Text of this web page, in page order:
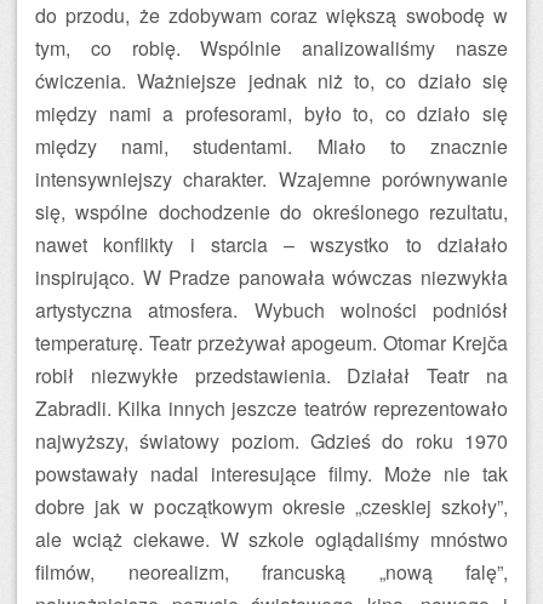
do przodu, że zdobywam coraz większą swobodę w
tym, co robię. Wspólnie analizowaliśmy nasze
ćwiczenia. Ważniejsze jednak niż to, co działo się
między nami a profesorami, było to, co działo się
między nami, studentami. Miało to znacznie
intensywniejszy charakter. Wzajemne porównywanie
się, wspólne dochodzenie do określonego rezultatu,
nawet konflikty i starcia – wszystko to działało
inspirująco. W Pradze panowała wówczas niezwykła
artystyczna atmosfera. Wybuch wolności podniósł
temperaturę. Teatr przeżywał apogeum. Otomar Krejča
robił niezwykłe przedstawienia. Działał Teatr na
Zabradli. Kilka innych jeszcze teatrów reprezentowało
najwyższy, światowy poziom. Gdzieś do roku 1970
powstawały nadal interesujące filmy. Może nie tak
dobre jak w początkowym okresie „czeskiej szkoły”,
ale wciąż ciekawe. W szkole oglądaliśmy mnóstwo
filmów, neorealizm, francuską „nową falę”,